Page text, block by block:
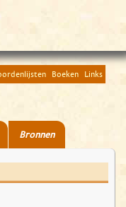
Boeken Links
Bronnen